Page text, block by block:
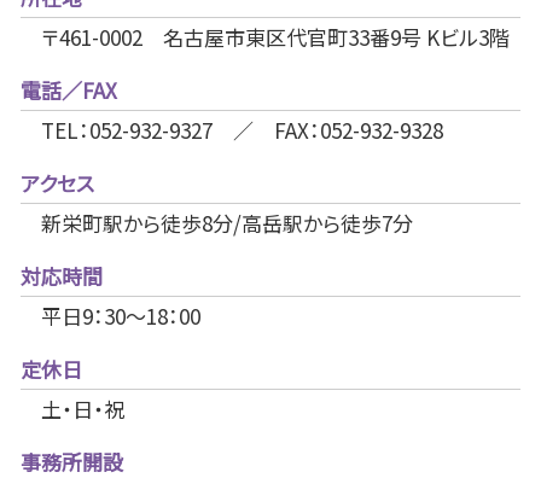
〒461-0002 名古屋市東区代官町33番9号 Kビル3階
電話／FAX
TEL：052-932-9327 ／ FAX：052-932-9328
アクセス
新栄町駅から徒歩8分/高岳駅から徒歩7分
対応時間
平日9：30～18：00
定休日
土・日・祝
事務所開設